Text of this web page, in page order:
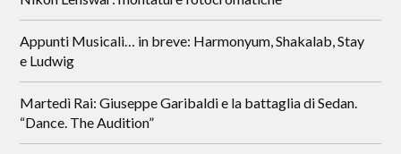
Appunti Musicali… in breve: Harmonyum, Shakalab, Stay
e Ludwig
Martedì Rai: Giuseppe Garibaldi e la battaglia di Sedan.
“Dance. The Audition”